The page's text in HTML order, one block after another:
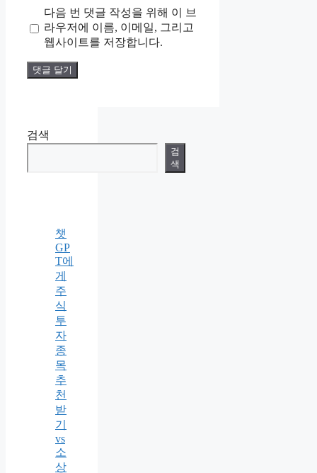
트
다음 번 댓글 작성을 위해 이 브
라우저에 이름, 이메일, 그리고
웹사이트를 저장합니다.
검색
검
색
챗
GP
T에
게
주
식
투
자
종
목
추
천
받
기
vs
소
상